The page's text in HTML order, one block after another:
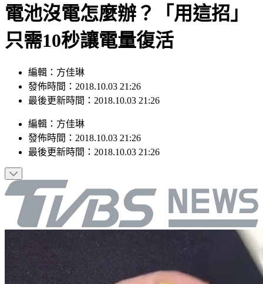
電池沒電怎麼辦？「用這招」
只需10秒讓電量復活
編輯：方佳琳
發佈時間：2018.10.03 21:26
最後更新時間：2018.10.03 21:26
編輯 ： 方佳琳
發佈時間： 2018.10.03 21:26
最後更新時間： 2018.10.03 21:26